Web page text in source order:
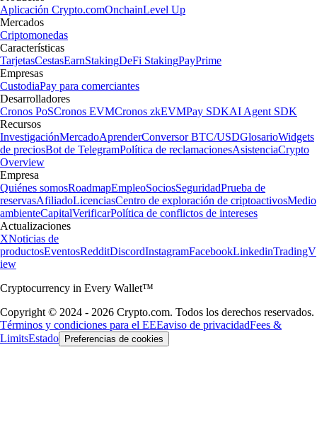
Aplicación Crypto.comOnchainLevel Up
Mercados
Criptomonedas
Características
TarjetasCestasEarnStakingDeFi StakingPayPrime
Empresas
CustodiaPay para comerciantes
Desarrolladores
Cronos PoSCronos EVMCronos zkEVMPay SDKAI Agent SDK
Recursos
InvestigaciónMercadoAprenderConversor BTC/USDGlosarioWidgets
de preciosBot de TelegramPolítica de reclamacionesAsistenciaCrypto
Overview
Empresa
Quiénes somosRoadmapEmpleoSociosSeguridadPrueba de
reservasAfiliadoLicenciasCentro de exploración de criptoactivosMedio
ambienteCapitalVerificarPolítica de conflictos de intereses
Actualizaciones
XNoticias de
productosEventosRedditDiscordInstagramFacebookLinkedinTradingV
iew
Cryptocurrency in Every Wallet™
Copyright © 2024 - 2026 Crypto.com. Todos los derechos reservados.
Términos y condiciones para el EEEaviso de privacidadFees &
LimitsEstado Preferencias de cookies